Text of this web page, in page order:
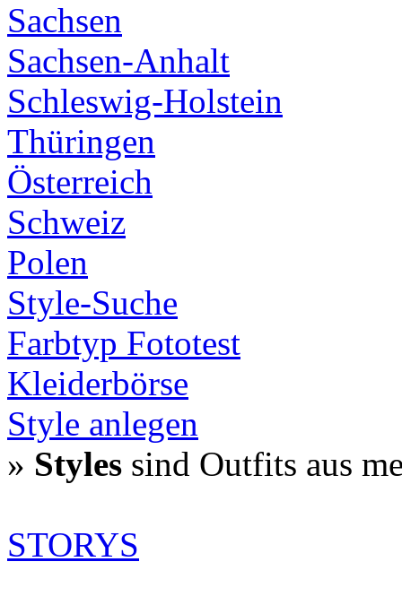
Sachsen
Sachsen-Anhalt
Schleswig-Holstein
Thüringen
Österreich
Schweiz
Polen
Style-Suche
Farbtyp Fototest
Kleiderbörse
Style anlegen
» Styles sind Outfits aus
STORYS